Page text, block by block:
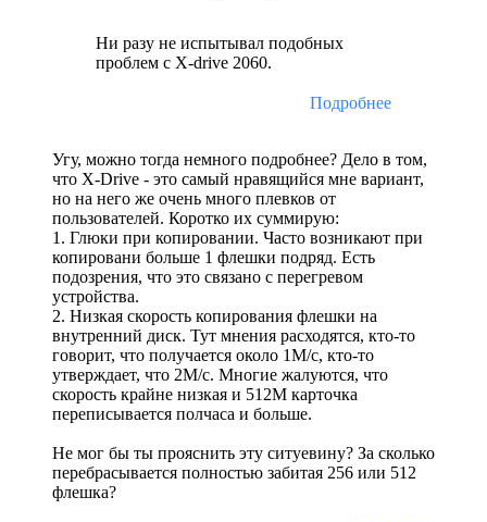
Ни разу не испытывал подобных
проблем с X-drive 2060.
Подробнее
Угу, можно тогда немного подробнее? Дело в том,
что X-Drive - это самый нравящийся мне вариант,
но на него же очень много плевков от
пользователей. Коротко их суммирую:
1. Глюки при копировании. Часто возникают при
копировани больше 1 флешки подряд. Есть
подозрения, что это связано с перегревом
устройства.
2. Низкая скорость копирования флешки на
внутренний диск. Тут мнения расходятся, кто-то
говорит, что получается около 1М/с, кто-то
утверждает, что 2М/с. Многие жалуются, что
скорость крайне низкая и 512М карточка
переписывается полчаса и больше.
Не мог бы ты прояснить эту ситуевину? За сколько
перебрасывается полностью забитая 256 или 512
флешка?